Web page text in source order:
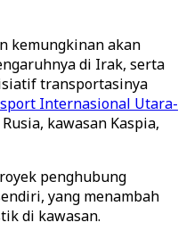
kemungkinan akan
di Irak, serta
transportasinya
Internasional Utara-
kawasan Kaspia,
penghubung
yang menambah
di kawasan.